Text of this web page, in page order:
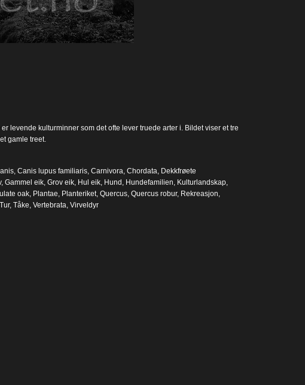
levende kulturminner som det ofte lever truede arter i. Bildet viser et tre
gamle treet.
, Canis lupus familiaris, Carnivora Chordata Dekkfrøete
, Gammel eik, Grov eik, Hul eik, Hund Hundefamilien Kulturlandskap,
oak, Plantae Planteriket, Quercus, Quercus robur, Rekreasjon
Tur, Tåke Vertebrata Virveldyr